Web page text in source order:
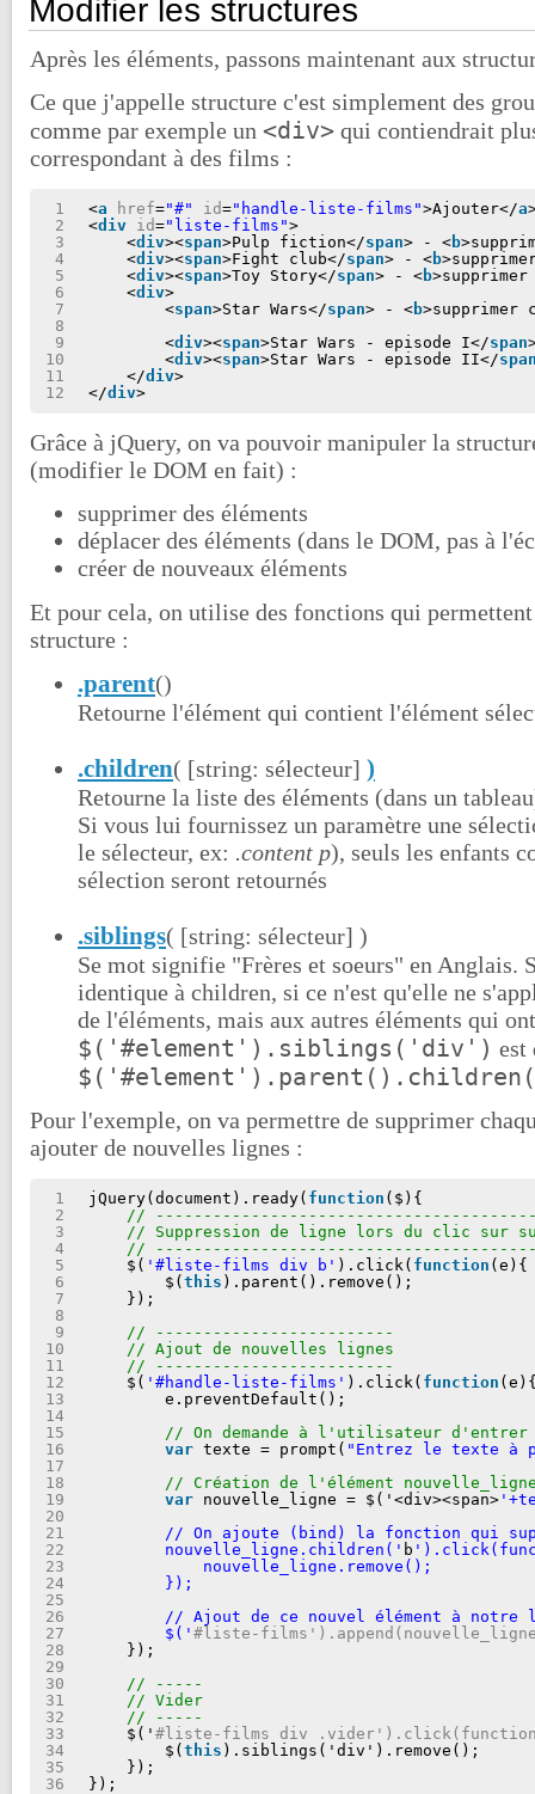
Modifier les structures
Après les éléments, passons maintenant aux
Ce que j'appelle structure c'est simplement des
comme par exemple un <div> qui contiendrait
correspondant à des films :
1
2
3
4
5
6
7
8
9
10
11
12
<a href="#" id="handle-liste-films">Ajouter</a
<div id="liste-films">
<div><span>Pulp fiction</span> - <b
<div><span>Fight club</span> - <b
<div><span>Toy Story</span> - <b
<div>
<span>Star Wars</span> - <b
<div><span>Star Wars - episode I</span
<div><span>Star Wars - episode II</
</div>
</div>
Grâce à jQuery, on va pouvoir manipuler la
(modifier le DOM en fait) :
supprimer des éléments
déplacer des éléments (dans le DOM, pas à
créer de nouveaux éléments
Et pour cela, on utilise des fonctions qui
structure :
.parent()
Retourne l'élément qui contient l'élément
.children( [string: sélecteur] )
Retourne la liste des éléments (dans un
Si vous lui fournissez un paramètre une
le sélecteur, ex: .content p), seuls les enfants
sélection seront retournés
.siblings( [string: sélecteur] )
Se mot signifie "Frères et soeurs" en Anglais.
identique à children, si ce n'est qu'elle ne
de l'éléments, mais aux autres éléments qui
$('#element').siblings('div') est
Pour l'exemple, on va permettre de supprimer
ajouter de nouvelles lignes :
1
2
3
4
5
6
7
8
9
10
11
12
13
14
15
16
17
18
19
20
21
22
23
24
25
26
27
28
29
30
31
32
33
34
35
36
jQuery(document).ready( function ($){
//
// Suppression de ligne lors du clic sur
//
$( '#liste-films div b' ).click( function (e){
$(this ).parent().remove();
});
// -------------------------
// Ajout de nouvelles lignes
// -------------------------
$( '#handle-liste-films' ).click( function
e.preventDefault();
// On demande à l'utilisateur d'entrer
var texte = prompt( "Entrez le texte à
// Création de l'élément
var nouvelle_ligne = $('<div><span>
// On ajoute (bind) la fonction qui
nouvelle_ligne.children(' b
nouvelle_ligne.remove();
});
// Ajout de ce nouvel élément à notre
$('#liste-
});
// -----
// Vider
// -----
$('#liste-films div
$(this ).siblings('div').remove();
});
});